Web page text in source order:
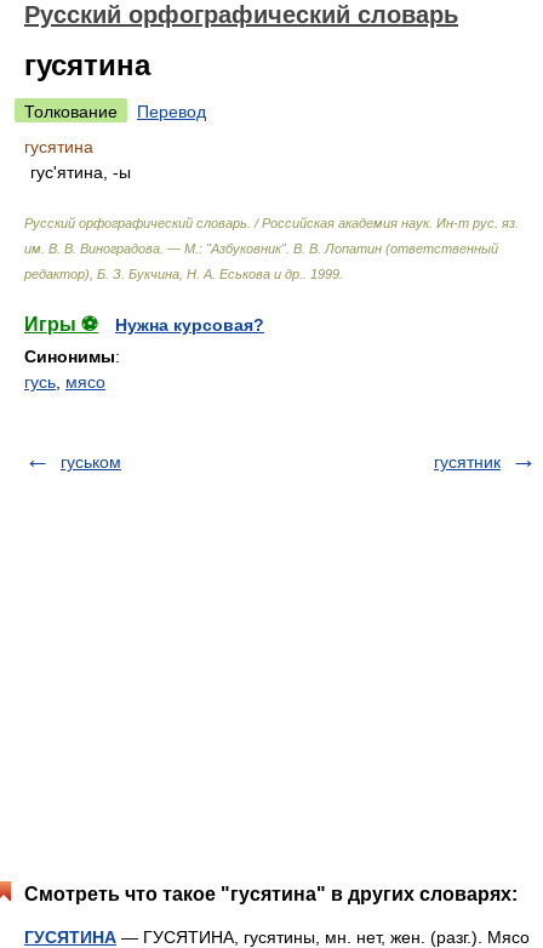
Русский орфографический словарь
гусятина
Толкование
Перевод
гусятина
гус'ятина, -ы
Русский орфографический словарь. / Российская академия наук. Ин-т рус. яз.
им. В. В. Виноградова. — М.: "Азбуковник". В. В. Лопатин (ответственный
редактор), Б. З. Букчина, Н. А. Еськова и др.
1999
Игры ⚽
Нужна курсовая?
Синонимы:
гусь мясо
гуськом гусятник
Смотреть что такое "гусятина" в других словарях:
ГУСЯТИНА — ГУСЯТИНА, гусятины, мн. нет, жен. (разг.). Мясо